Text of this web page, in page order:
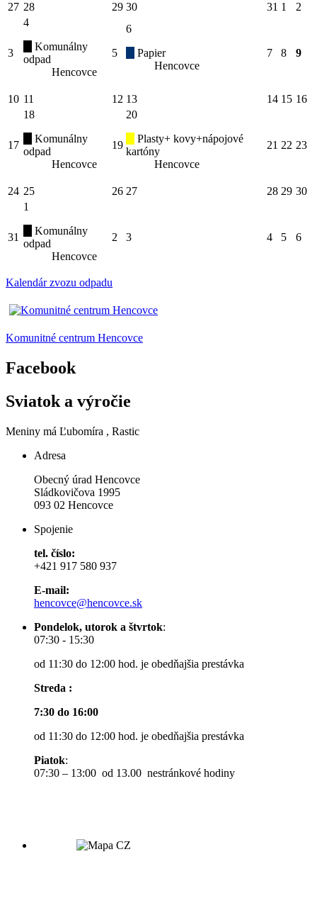
27 28 29 30 31 1 2
3
4
Komunálny
odpad
Hencovce
5
6
Papier
Hencovce
7 8 9
10 11 12 13 14 15 16
17
18
Komunálny
odpad
Hencovce
19
20
Plasty+ kovy+nápojové
kartóny
Hencovce
21 22 23
24 25 26 27 28 29 30
31
1
Komunálny
odpad
Hencovce
2 3 4 5 6
Kalendár zvozu odpadu
Komunitné centrum Hencovce
Facebook
Sviatok a výročie
Meniny má Ľubomíra , Rastic
Adresa
Obecný úrad Hencovce
Sládkovičova 1995
093 02 Hencovce
Spojenie
tel. číslo:
+421 917 580 937
E-mail:
hencovce@hencovce.sk
Pondelok, utorok a štvrtok:
07:30 - 15:30
od 11:30 do 12:00 hod. je obedňajšia prestávka
Streda :
7:30 do 16:00
od 11:30 do 12:00 hod. je obedňajšia prestávka
Piatok:
07:30 – 13:00 od 13.00 nestránkové hodiny